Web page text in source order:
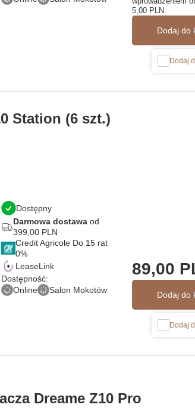
5,00 PLN
Dodaj do
Dodaj
Station (6 szt.)
Dostępny
Darmowa dostawa od
399,00 PLN
Credit Agricole
LeaseLink
Dostępność:
Online
Salon Mokotów
89,00
Dodaj do
Dodaj
Dreame Z10 Pro